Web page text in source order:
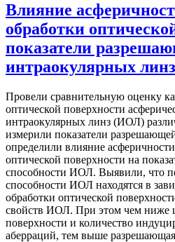
Влияние
обработки
показатели
интраокулярных линз
Провели сравнительную оценку
оптической поверхности
интраокулярных линз (ИОЛ)
измерили показатели
определили влияние
оптической поверхности на
способности ИОЛ. Выявили, что
способности ИОЛ находятся в
обработки оптической
свойств ИОЛ. При этом чем ниже
поверхности и количество
аберраций, тем выше